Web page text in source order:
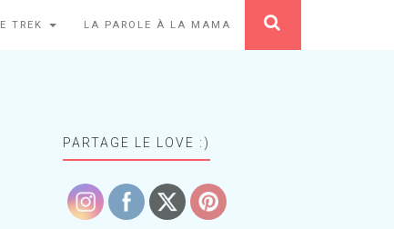
TREK LA PAROLE À LA MAMA
PARTAGE LE LOVE :)